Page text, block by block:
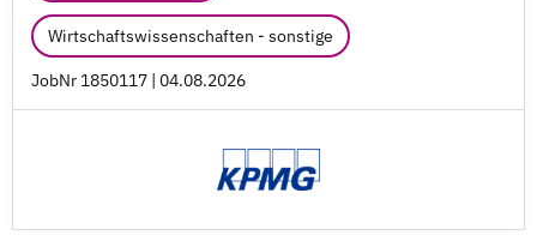
Wirtschaftswissenschaften - sonstige
JobNr 1850117 | 04.08.2026